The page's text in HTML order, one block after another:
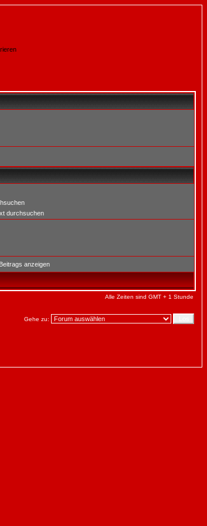
durchsuchen
anzeigen
Alle Zeiten sind GMT + 1 Stunde
Gehe zu: